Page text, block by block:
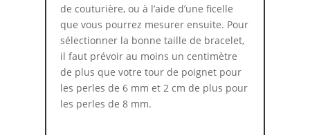
de couturière, ou à l’aide d’une ficelle
que vous pourrez mesurer ensuite. Pour
sélectionner la bonne taille de bracelet,
il faut prévoir au moins un centimètre
de plus que votre tour de poignet pour
les perles de 6 mm et 2 cm de plus pour
les perles de 8 mm.